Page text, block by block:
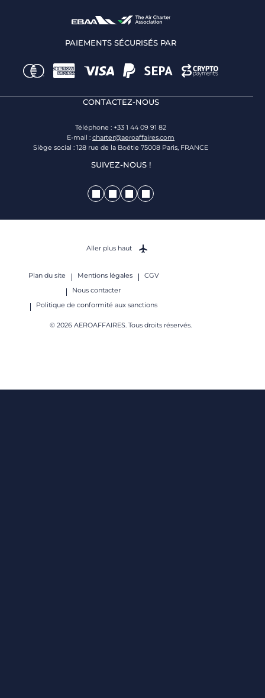
PAIEMENTS SÉCURISÉS PAR
CONTACTEZ-NOUS
Téléphone : +33 1 44 09 91 82
E-mail : charter@aeroaffaires.com
Siège social : 128 rue de la Boétie 75008 Paris, FRANCE
SUIVEZ-NOUS !
Plan du site Mentions légales
CGV
Nous contacter
Politique de conformité aux sanctions
© 2026 AEROAFFAIRES. Tous droits réservés.
Aller plus haut